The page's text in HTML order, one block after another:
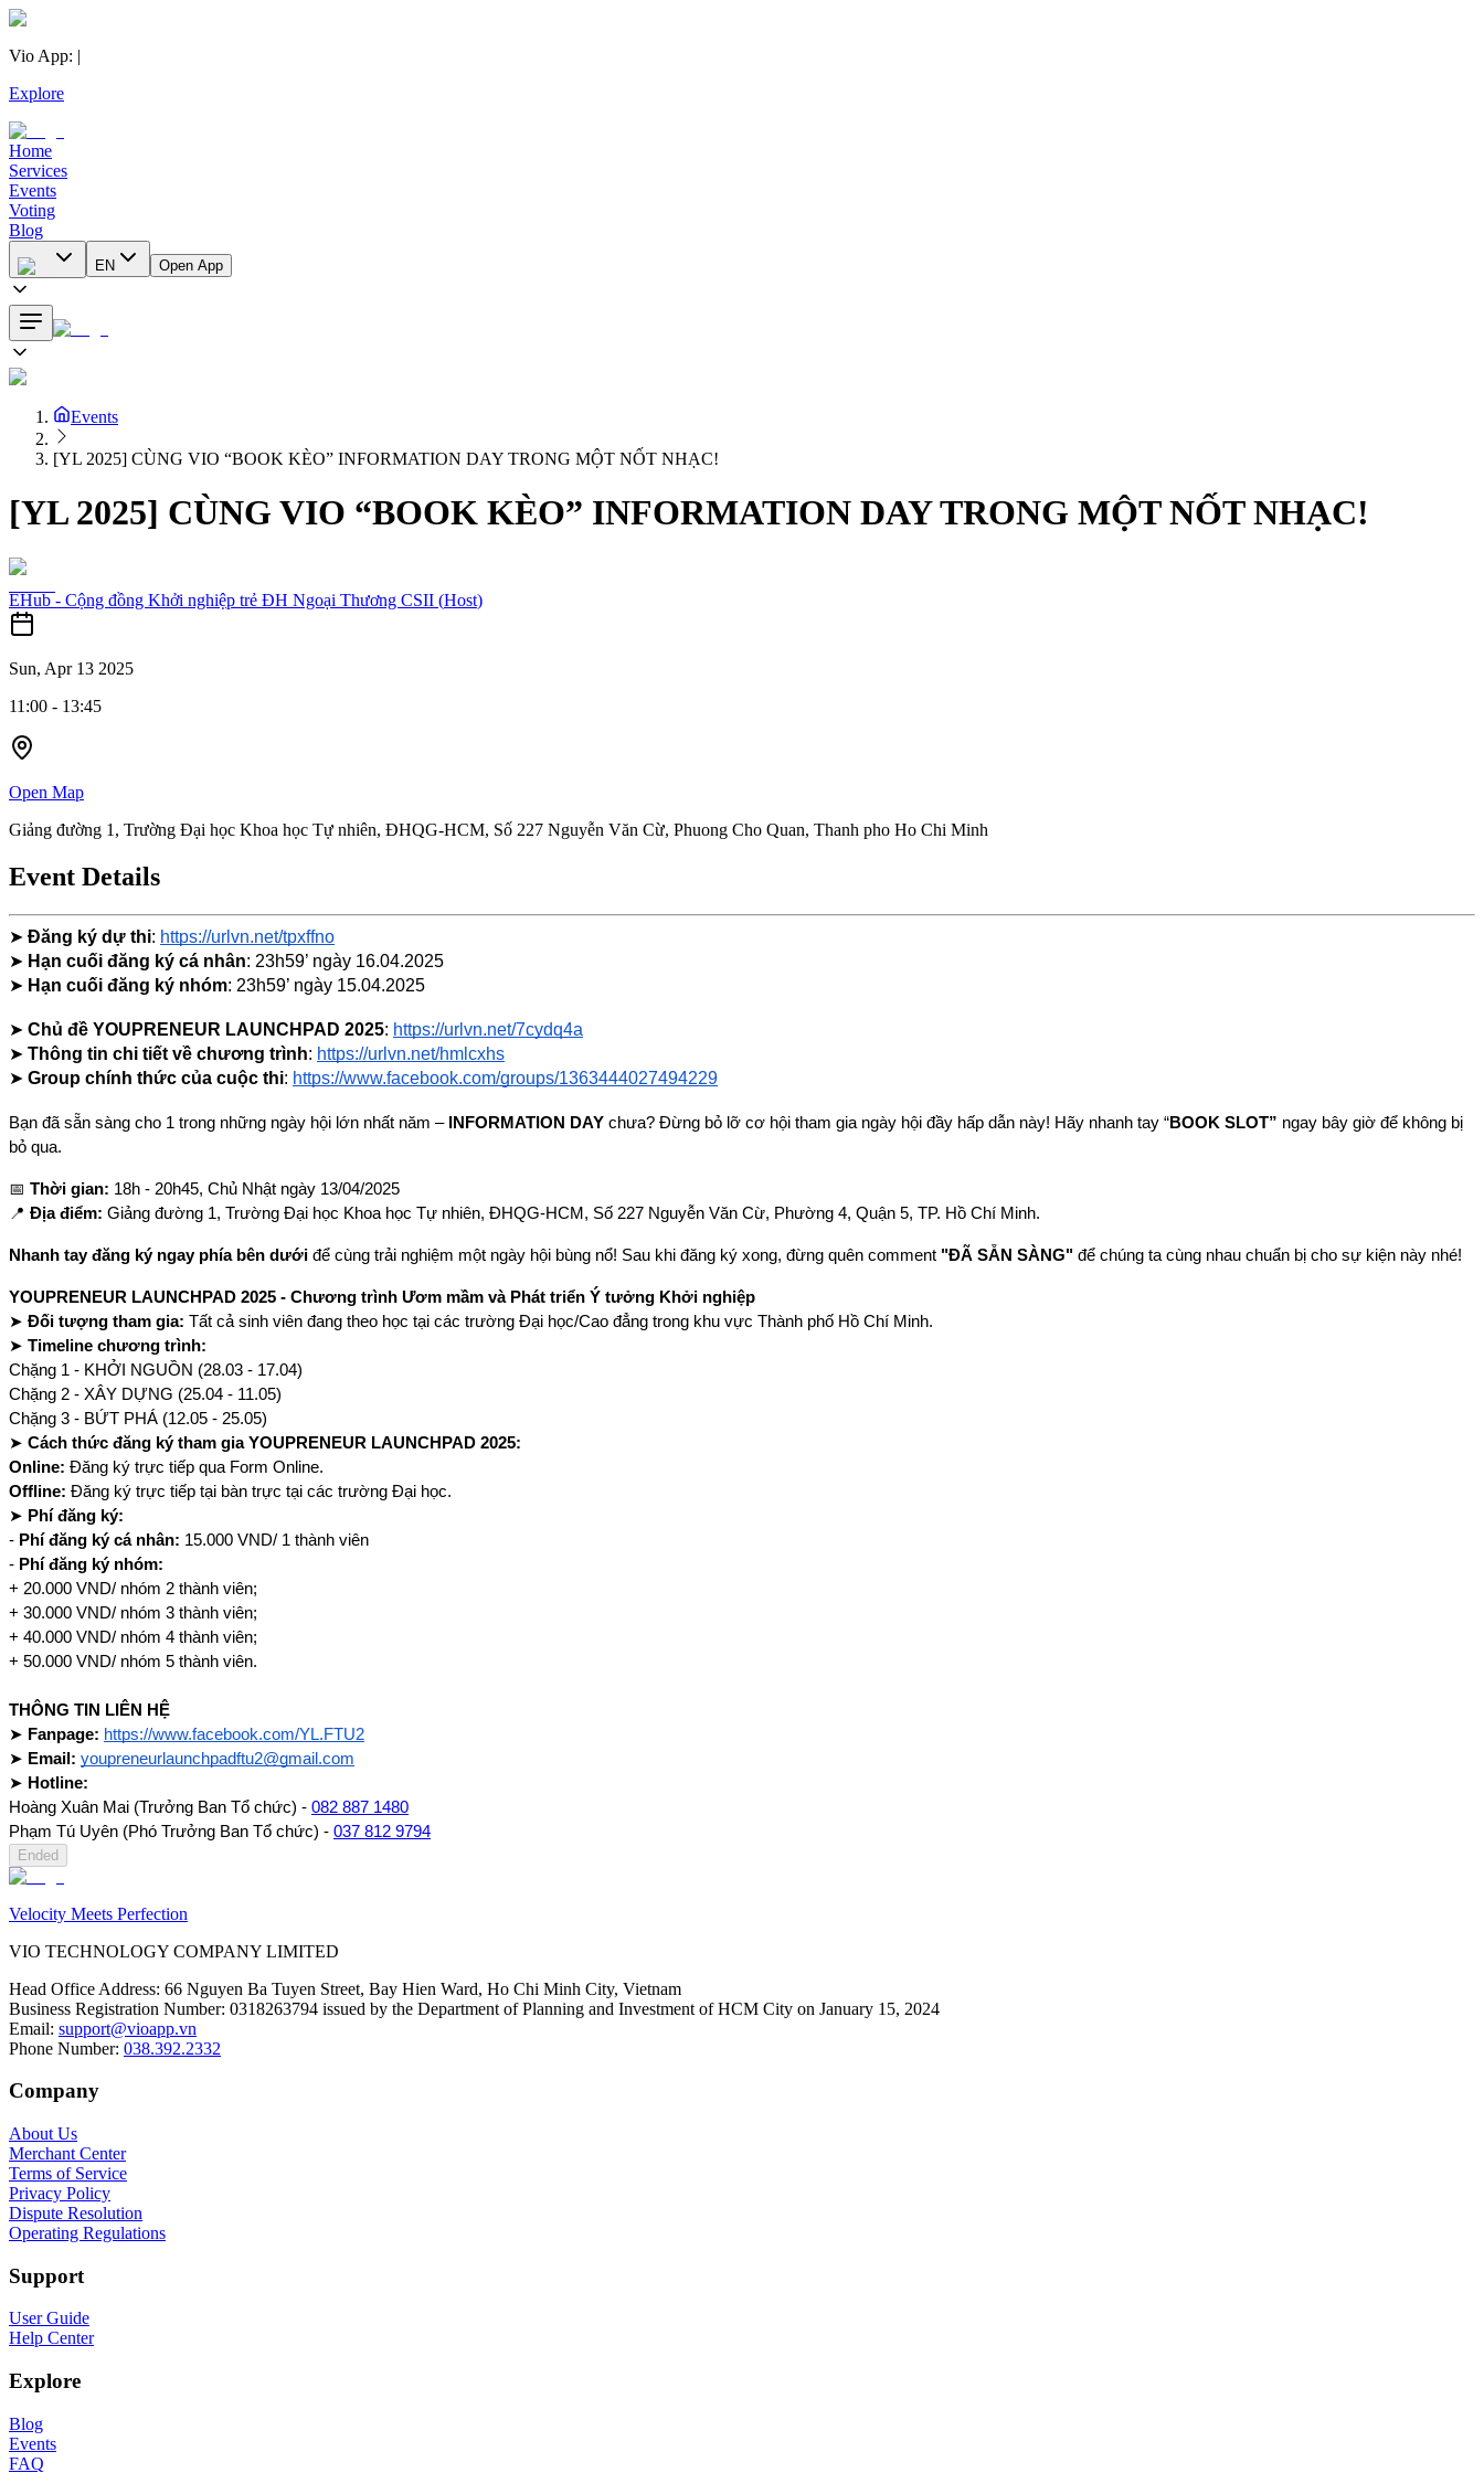
Vio App: |
Explore
Home
Services
Events
Voting
Blog
EN Open App
Events
[YL 2025] CÙNG VIO “BOOK KÈO” INFORMATION DAY TRONG MỘT NỐT NHẠC!
[YL 2025] CÙNG VIO “BOOK KÈO” INFORMATION DAY TRONG MỘT NỐT NHẠC!
EHub - Cộng đồng Khởi nghiệp trẻ ĐH Ngoại Thương CSII (Host)
Sun, Apr 13 2025
11:00 - 13:45
Open Map
Giảng đường 1, Trường Đại học Khoa học Tự nhiên, ĐHQG-HCM, Số 227 Nguyễn Văn Cừ, Phuong Cho Quan, Thanh pho Ho Chi Minh
Event Details
➤ Đăng ký dự thi: https://urlvn.net/tpxffno
➤ Hạn cuối đăng ký cá nhân: 23h59’ ngày 16.04.2025
➤ Hạn cuối đăng ký nhóm: 23h59’ ngày 15.04.2025
➤ Chủ đề YOUPRENEUR LAUNCHPAD 2025: https://urlvn.net/7cydq4a
➤ Thông tin chi tiết về chương trình: https://urlvn.net/hmlcxhs
➤ Group chính thức của cuộc thi: https://www.facebook.com/groups/1363444027494229
Bạn đã sẵn sàng cho 1 trong những ngày hội lớn nhất năm – INFORMATION DAY chưa? Đừng bỏ lỡ cơ hội tham gia ngày hội đầy hấp dẫn này! Hãy nhanh tay “BOOK SLOT” ngay bây giờ để không bị
bỏ qua.
📅 Thời gian: 18h - 20h45, Chủ Nhật ngày 13/04/2025
📍 Địa điểm: Giảng đường 1, Trường Đại học Khoa học Tự nhiên, ĐHQG-HCM, Số 227 Nguyễn Văn Cừ, Phường 4, Quận 5, TP. Hồ Chí Minh.
Nhanh tay đăng ký ngay phía bên dưới để cùng trải nghiệm một ngày hội bùng nổ! Sau khi đăng ký xong, đừng quên comment "ĐÃ SẴN SÀNG" để chúng ta cùng nhau chuẩn bị cho sự kiện này nhé!
YOUPRENEUR LAUNCHPAD 2025 - Chương trình Ươm mầm và Phát triển Ý tưởng Khởi nghiệp
➤ Đối tượng tham gia: Tất cả sinh viên đang theo học tại các trường Đại học/Cao đẳng trong khu vực Thành phố Hồ Chí Minh.
➤ Timeline chương trình:
Chặng 1 - KHỞI NGUỒN (28.03 - 17.04)
Chặng 2 - XÂY DỰNG (25.04 - 11.05)
Chặng 3 - BỨT PHÁ (12.05 - 25.05)
➤ Cách thức đăng ký tham gia YOUPRENEUR LAUNCHPAD 2025:
Online: Đăng ký trực tiếp qua Form Online.
Offline: Đăng ký trực tiếp tại bàn trực tại các trường Đại học.
➤ Phí đăng ký:
- Phí đăng ký cá nhân: 15.000 VND/ 1 thành viên
- Phí đăng ký nhóm:
+ 20.000 VND/ nhóm 2 thành viên;
+ 30.000 VND/ nhóm 3 thành viên;
+ 40.000 VND/ nhóm 4 thành viên;
+ 50.000 VND/ nhóm 5 thành viên.
THÔNG TIN LIÊN HỆ
➤ Fanpage: https://www.facebook.com/YL.FTU2
➤ Email: youpreneurlaunchpadftu2@gmail.com
➤ Hotline:
Hoàng Xuân Mai (Trưởng Ban Tổ chức) - 082 887 1480
Phạm Tú Uyên (Phó Trưởng Ban Tổ chức) - 037 812 9794
Ended
Velocity Meets Perfection
VIO TECHNOLOGY COMPANY LIMITED
Head Office Address: 66 Nguyen Ba Tuyen Street, Bay Hien Ward, Ho Chi Minh City, Vietnam
Business Registration Number: 0318263794 issued by the Department of Planning and Investment of HCM City on January 15, 2024
Email: support@vioapp.vn
Phone Number: 038.392.2332
Company
About Us
Merchant Center
Terms of Service
Privacy Policy
Dispute Resolution
Operating Regulations
Support
User Guide
Help Center
Explore
Blog
Events
FAQ